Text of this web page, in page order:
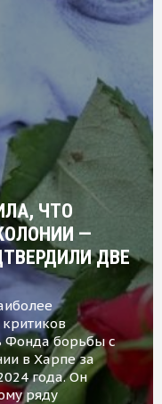
ЧТО
—
ДВЕ
Фонда борьбы с
в Харпе за
года. Он
ряду